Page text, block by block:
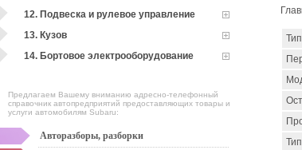
12. Подвеска и рулевое управление
13. Кузов
14. Бортовое электрооборудование
Предлагаем Вашему вниманию адресно-телефонный
справочник автопредприятий предоставляющих товары и
услуги автомобилям Subaru:
Авторазборы, разборки
Тип
Тип